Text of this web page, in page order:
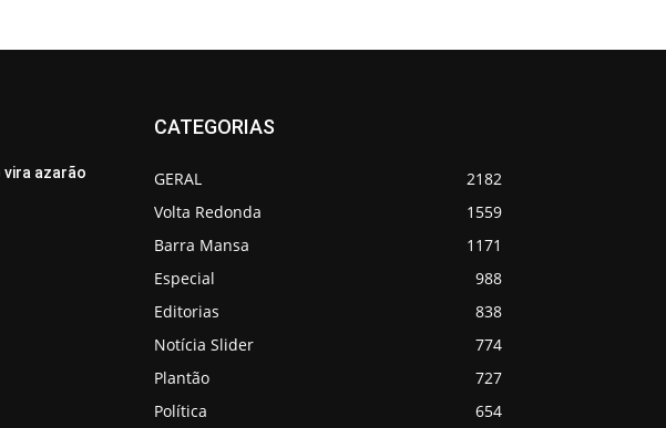
azarão
CATEGORIAS
GERAL
2182
Volta Redonda
1559
Barra Mansa
1171
Especial
988
Editorias
838
Notícia Slider
774
Plantão
727
Política
654